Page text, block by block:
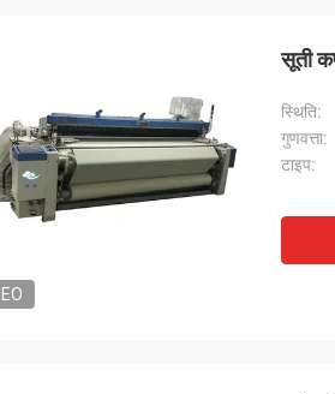
सूती
स्थि‍ति:
गुणवत्ता:
टाइप: